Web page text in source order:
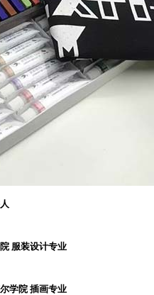
服装设计专业
学院 插画专业